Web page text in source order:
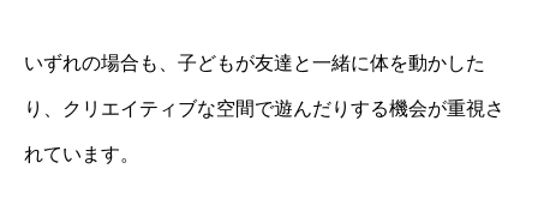
いずれの場合も、子どもが友達と一緒に体を動かした
り、クリエイティブな空間で遊んだりする機会が重視さ
れています。